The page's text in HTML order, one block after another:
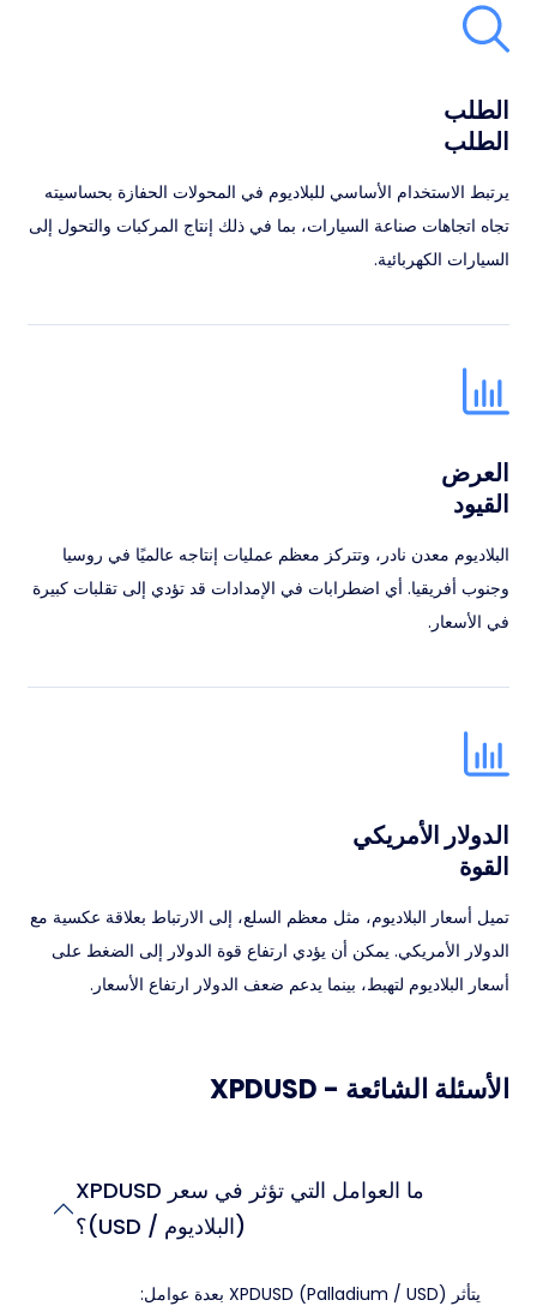
الطلب
الطلب
يرتبط الاستخدام الأساسي للبلاديوم في المحولات الحفازة بحساسيته
تجاه اتجاهات صناعة السيارات، بما في ذلك إنتاج المركبات والتحول إلى
السيارات الكهربائية.
العرض
القيود
البلاديوم معدن نادر، وتتركز معظم عمليات إنتاجه عالميًا في روسيا
وجنوب أفريقيا. أي اضطرابات في الإمدادات قد تؤدي إلى تقلبات كبيرة
في الأسعار.
الدولار الأمريكي
القوة
تميل أسعار البلاديوم، مثل معظم السلع، إلى الارتباط بعلاقة عكسية مع
الدولار الأمريكي. يمكن أن يؤدي ارتفاع قوة الدولار إلى الضغط على
أسعار البلاديوم لتهبط، بينما يدعم ضعف الدولار ارتفاع الأسعار.
الأسئلة الشائعة - XPDUSD
ما العوامل التي تؤثر في سعر XPDUSD
(البلاديوم / USD)؟
يتأثر XPDUSD (Palladium / USD) بعدة عوامل: